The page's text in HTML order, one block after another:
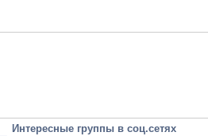
Интересные группы в соц.сетях